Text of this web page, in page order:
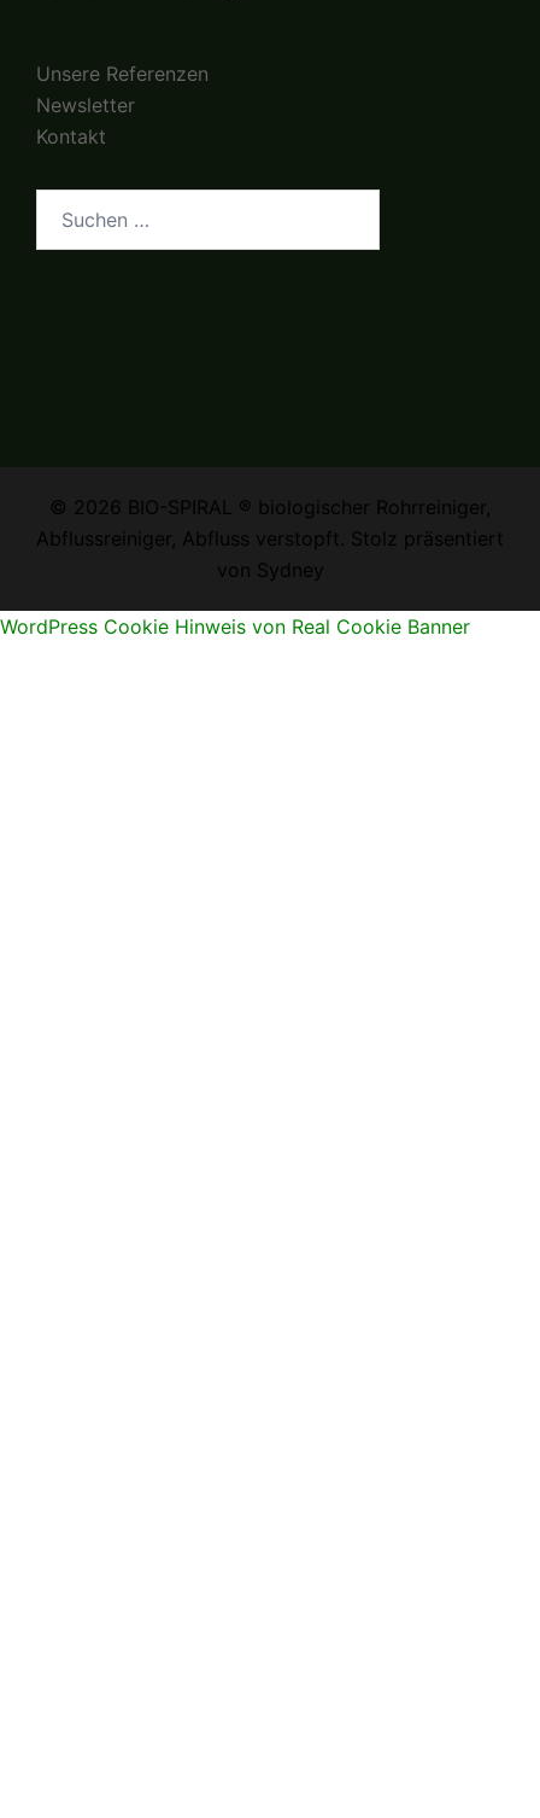
Unsere Referenzen
Newsletter
Kontakt
© 2026 BIO-SPIRAL ® biologischer Rohrreiniger,
Abflussreiniger, Abfluss verstopft. Stolz präsentiert
von Sydney
WordPress Cookie Hinweis von Real Cookie Banner